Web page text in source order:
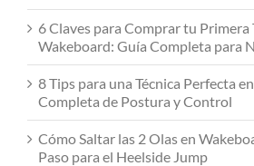
6 Claves para Comprar tu Primera
Wakeboard: Guía Completa para
8 Tips para una Técnica Perfecta
Completa de Postura y Control
Cómo Saltar las 2 Olas en
Paso para el Heelside Jump